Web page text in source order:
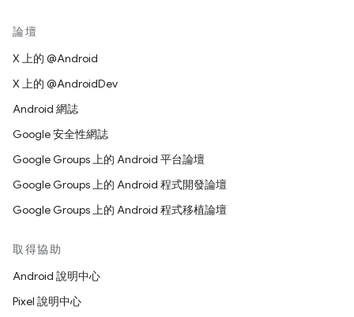
論壇
X 上的 @Android
X 上的 @AndroidDev
Android 網誌
Google 安全性網誌
Google Groups 上的 Android 平台論壇
Google Groups 上的 Android 程式開發論壇
Google Groups 上的 Android 程式移植論壇
取得協助
Android 說明中心
Pixel 說明中心